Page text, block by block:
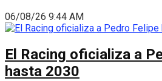
06/08/26 9:44 AM
El Racing oficializa a
hasta 2030